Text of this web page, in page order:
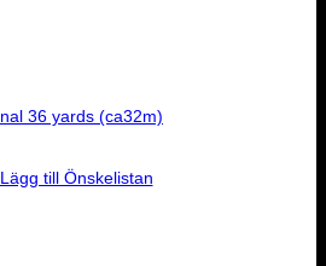
Lägg till Önskelistan